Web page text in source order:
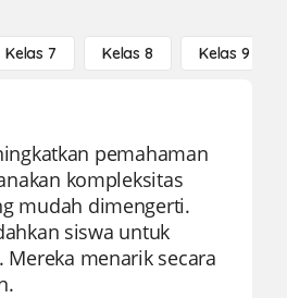
Kelas 7 Kelas 8 Kelas 9
pemahaman
kompleksitas
mudah dimengerti.
siswa untuk
menarik secara